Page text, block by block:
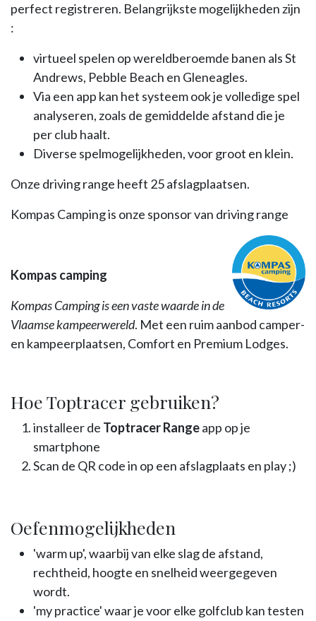
perfect registreren. Belangrijkste mogelijkheden zijn
:
virtueel spelen op wereldberoemde banen als St
Andrews, Pebble Beach en Gleneagles.
Via een app kan het systeem ook je volledige spel
analyseren, zoals de gemiddelde afstand die je
per club haalt.
Diverse spelmogelijkheden, voor groot en klein.
Onze driving range heeft 25 afslagplaatsen.
Kompas Camping is onze sponsor van driving range
Kompas camping
Kompas Camping is een vaste waarde in de
Vlaamse kampeerwereld. Met een ruim aanbod camper-
en kampeerplaatsen, Comfort en Premium Lodges.
Hoe Toptracer gebruiken?
installeer de Toptracer Rangeapp op je
smartphone
Scan de QR code in op een afslagplaats en play ;)
Oefenmogelijkheden
'warm up', waarbij van elke slag de afstand,
rechtheid, hoogte en snelheid weergegeven
wordt.
'my practice' waar je voor elke golfclub kan testen